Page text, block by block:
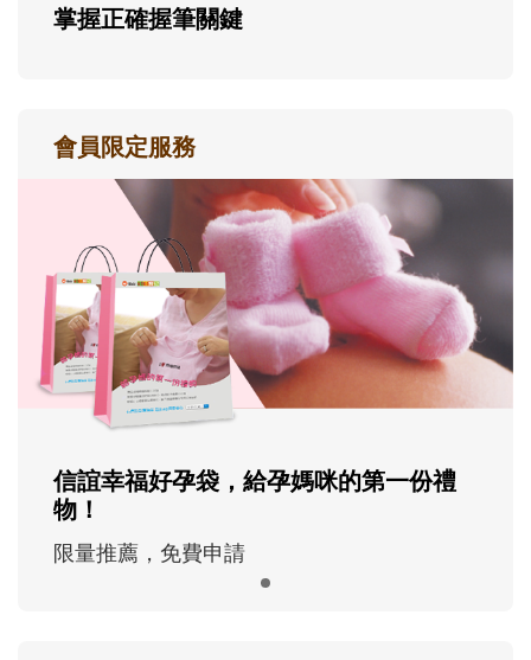
掌握正確握筆關鍵
會員限定服務
信誼幸福好孕袋，給孕媽咪的第一份禮
物！
限量推薦，免費申請